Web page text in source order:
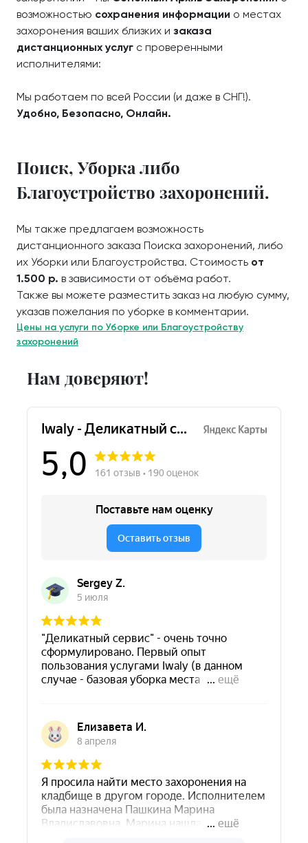
возможностью сохранения информации о местах
захоронения ваших близких и заказа
дистанционных услуг с проверенными
исполнителями:
Мы работаем по всей России (и даже в СНГ!).
Удобно, Безопасно, Онлайн.
Поиск, Уборка либо
Благоустройство захоронений.
Мы также предлагаем возможность
дистанционного заказа Поиска захоронений, либо
их Уборки или Благоустройства. Стоимость от
1.500 р. в зависимости от объёма работ.
Также вы можете разместить заказ на любую сумму,
указав пожелания по уборке в комментарии.
Цены на услуги по Уборке или Благоустройству
захоронений
Нам доверяют!